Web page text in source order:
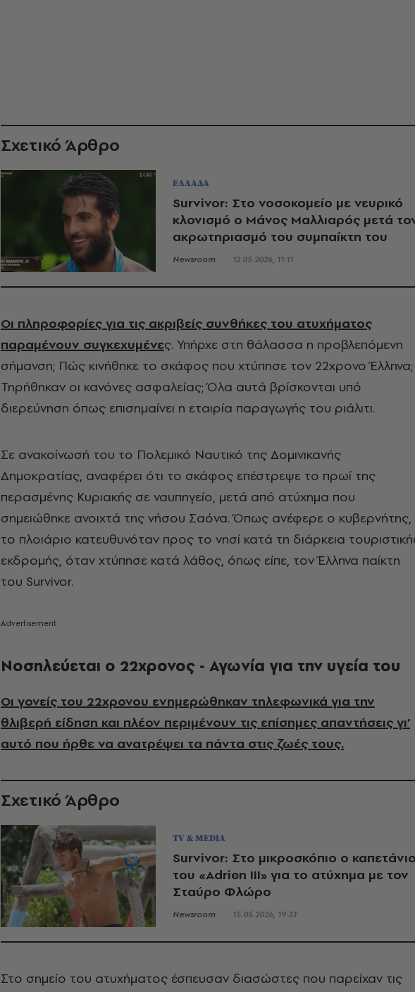
Σχετικό Άρθρο
ΕΛΛΑΔΑ
Survivor: Στο νοσοκομείο με νευρικό
κλονισμό ο Μάνος Μαλλιαρός μετά
ακρωτηριασμό του συμπαίκτη του
Newsroom 12.05.2026, 11:11
Οι πληροφορίες για τις ακριβείς συνθήκες του ατυχήματος
παραμένουν συγκεχυμένες. Υπήρχε στη θάλασσα η προβλεπόμενη
σήμανση; Πώς κινήθηκε το σκάφος που χτύπησε τον 22χρονο Έλληνα;
Τηρήθηκαν οι κανόνες ασφαλείας; Όλα αυτά βρίσκονται υπό
διερεύνηση όπως επισημαίνει η εταιρία παραγωγής του ριάλιτι.
Σε ανακοίνωσή του το Πολεμικό Ναυτικό της Δομινικανής
Δημοκρατίας, αναφέρει ότι το σκάφος επέστρεψε το πρωί της
περασμένης Κυριακής σε ναυπηγείο, μετά από ατύχημα που
σημειώθηκε ανοιχτά της νήσου Σαόνα. Όπως ανέφερε ο κυβερνήτης,
το πλοιάριο κατευθυνόταν προς το νησί κατά τη διάρκεια
εκδρομής, όταν χτύπησε κατά λάθος, όπως είπε, τον Έλληνα παίκτη
του Survivor.
Νοσηλεύεται ο 22χρονος - Αγωνία για την υγεία του
Οι γονείς του 22χρονου ενημερώθηκαν τηλεφωνικά για την
θλιβερή είδηση και πλέον περιμένουν τις επίσημες απαντήσεις γι’
αυτό που ήρθε να ανατρέψει τα πάντα στις ζωές τους.
Σχετικό Άρθρο
TV & MEDIA
Survivor: Στο μικροσκόπιο ο
του «Adrien III» για το ατύχημα με τον
Σταύρο Φλώρο
Newsroom 15.05.2026, 19:31
Στο σημείο του ατυχήματος έσπευσαν διασώστες που παρείχαν τις